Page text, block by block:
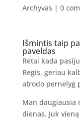
Archyvas | 0
Išmintis taip
paveldas
Retai kada
Regis, geriau
atrodo pernelyg
Man daugiausia
dienas. Juk